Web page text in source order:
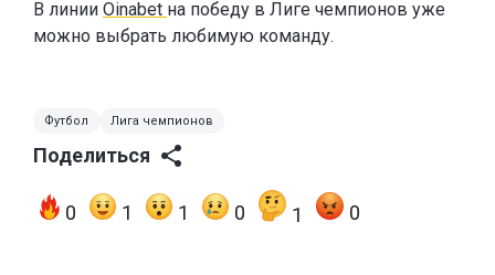
В линии Oinabet на победу в Лиге чемпионов уже
можно выбрать любимую команду.
Футбол Лига чемпионов
Поделиться
0 1 1 0 1 0